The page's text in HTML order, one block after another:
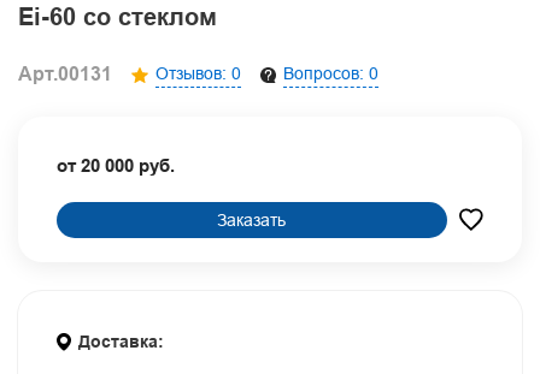
Ei-60 со стеклом
Арт.00131 Отзывов: 0 Вопросов: 0
от 20 000 руб.
Заказать
Доставка: